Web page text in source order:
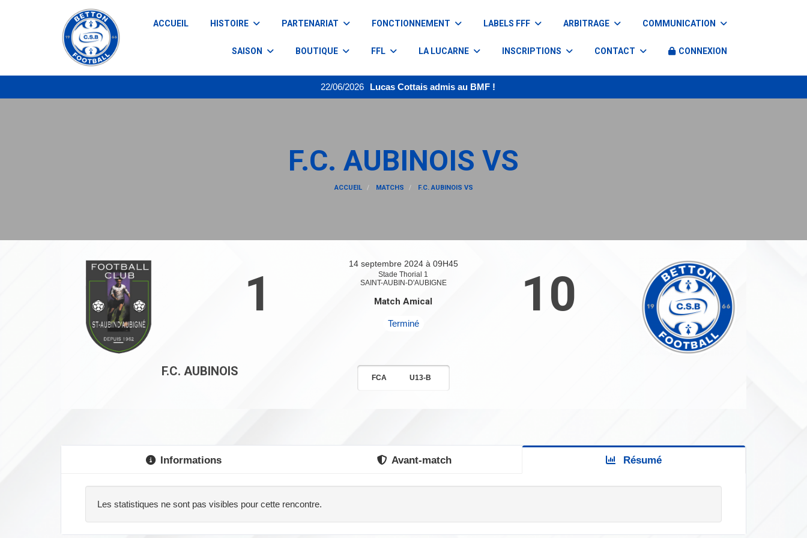
ACCUEIL HISTOIRE PARTENARIAT FONCTIONNEMENT LABELS FFF ARBITRAGE COMMUNICATION
SAISON BOUTIQUE FFL LA LUCARNE INSCRIPTIONS CONTACT CONNEXION
22/06/2026 Lucas Cottais admis au BMF !
F.C. AUBINOIS VS
ACCUEIL MATCHS F.C. AUBINOIS VS
14 septembre 2024 à 09H45
Stade Thorial 1
SAINT-AUBIN-D'AUBIGNE
Match Amical
Terminé
1 10
F.C. AUBINOIS FCA U13-B
Informations Avant-match Résumé
Les statistiques ne sont pas visibles pour cette rencontre.
Panneau de gestion des cookies